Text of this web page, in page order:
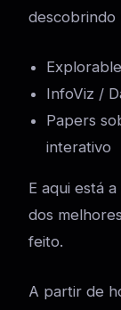
descobrindo
InfoViz /
Papers
interativo
E aqui está
dos
feito.
A partir de